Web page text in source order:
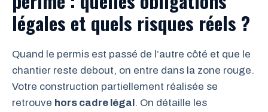
légales et quels risques réels ?
Quand le permis est passé de l’autre côté et que le
chantier reste debout, on entre dans la zone rouge.
Votre construction partiellement réalisée se
retrouve hors cadre légal. On détaille les